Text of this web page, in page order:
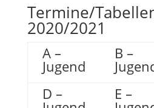
Termine/
2020/2021
A –
Jugend
B –
D –
E –